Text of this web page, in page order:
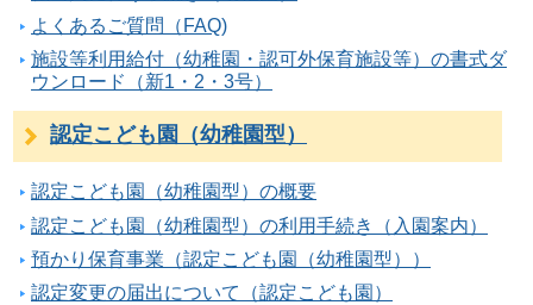
よくあるご質問（FAQ)
施設等利用給付（幼稚園・認可外保育施設等）の書式ダ
ウンロード（新1・2・3号）
認定こども園（幼稚園型）
認定こども園（幼稚園型）の概要
認定こども園（幼稚園型）の利用手続き（入園案内）
預かり保育事業（認定こども園（幼稚園型））
認定変更の届出について（認定こども園）